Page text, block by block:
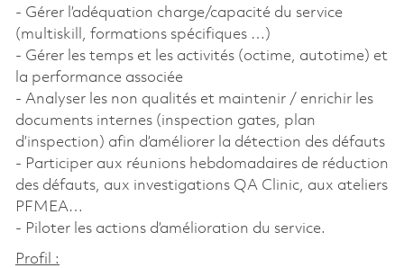
- Gérer l’adéquation charge/capacité du service
(multiskill, formations spécifiques …)
- Gérer les temps et les activités (octime, autotime) et
la performance associée
- Analyser les non qualités et maintenir / enrichir les
documents internes (inspection gates, plan
d’inspection) afin d’améliorer la détection des défauts
- Participer aux réunions hebdomadaires de réduction
des défauts, aux investigations QA Clinic, aux ateliers
PFMEA…
- Piloter les actions d’amélioration du service.
Profil :